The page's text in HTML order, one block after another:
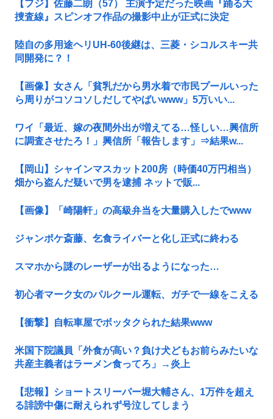
【フジ】佐藤二朗（57） 主演予定だった映画『踊る大
捜査線』スピンオフ作品の撮影中止が正式に決定
陸自の多用途ヘリUH-60後継は、三菱・シコルスキー共
同開発に？！
【画像】女さん「貧乳だから男水着で市民プールいった
ら周りがコソコソしだしてやばいwww」5万いい...
ワイ「最近、嫁の夜間外出が増えてる…怪しい…興信所
に調査させたろ！」興信所「報告します」⇒結果w...
【岡山】シャインマスカット200房（時価40万円相当）
畑から盗んだ疑いで男を逮捕 ネットで販...
【画像】「崎陽軒」の高級弁当を大量購入したでwww
ジャンポケ斎藤、乞食ライバーと化し正式に終わる
スマホから謎のレーザーが出るようになった…
初心者マーク女のパルクール運転、ガチで一線をこえる
【衝撃】自転車屋でボッタクられた結果www
米国下院議員「外食が高い？負け犬どもお前らみたいな
共産主義者はラーメン食ってろ」→炎上
【悲報】ショートスリーパー堀大輔さん、1万件を超え
る誹謗中傷に耐えられず号泣してしまう